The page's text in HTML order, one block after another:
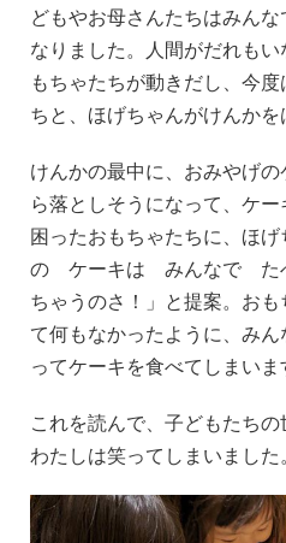
どもやお母さんたちはみん
なりました。人間がだれも
もちゃたちが動きだし、今
ちと、ほげちゃんがけんかを
けんかの最中に、おみやげ
ら落としそうになって、ケー
困ったおもちゃたちに、ほ
の ケーキは みんなで た
ちゃうのさ！」と提案。お
て何もなかったように、み
ってケーキを食べてしまいま
これを読んで、子どもたち
わたしは笑ってしまいました。